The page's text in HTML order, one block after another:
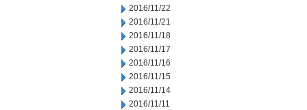
2016/11/22
2016/11/21
2016/11/18
2016/11/17
2016/11/16
2016/11/15
2016/11/14
2016/11/11